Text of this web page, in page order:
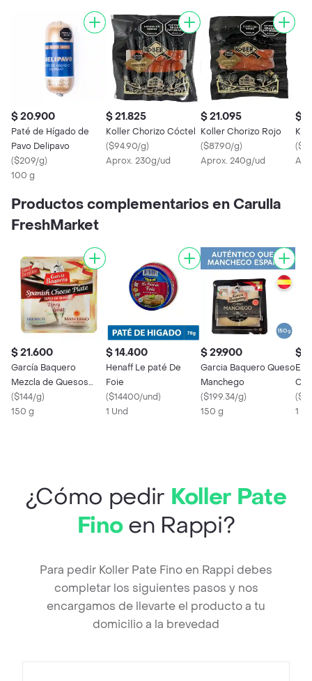
$ 20.900
Paté de Hígado de
Pavo Delipavo
($209/g)
100 g
$ 21.825
Koller Chorizo Cóctel
($94.90/g)
Aprox. 230g/ud
$ 21.095
Koller Chorizo Rojo
($87.90/g)
Aprox. 240g/ud
$
(
Productos complementarios en Carulla
FreshMarket
$ 21.600
García Baquero
Mezcla de Quesos
Españoles en Tapas
($144/g)
150 g
$ 14.400
Henaff Le paté De
Foie
($14400/und)
1 Und
$ 29.900
Garcia Baquero Queso
Manchego
($199.34/g)
150 g
$
(
1 X
¿Cómo pedir Koller Pate
Finoen Rappi?
Para pedir Koller Pate Fino en Rappi debes
completar los siguientes pasos y nos
encargamos de llevarte el producto a tu
domicilio a la brevedad